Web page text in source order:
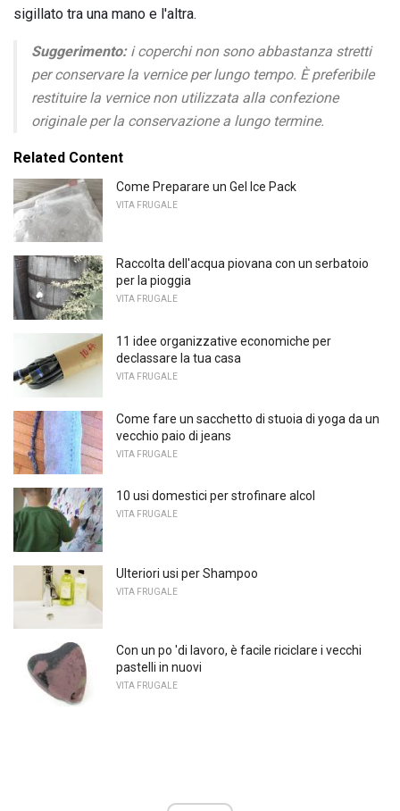
sigillato tra una mano e l'altra.
Suggerimento:i coperchi non sono abbastanza stretti
per conservare la vernice per lungo tempo. È preferibile
restituire la vernice non utilizzata alla confezione
originale per la conservazione a lungo termine.
Related Content
Come Preparare un Gel Ice Pack
VITA FRUGALE
Raccolta dell'acqua piovana con un serbatoio
per la pioggia
VITA FRUGALE
11 idee organizzative economiche per
declassare la tua casa
VITA FRUGALE
Come fare un sacchetto di stuoia di yoga da un
vecchio paio di jeans
VITA FRUGALE
10 usi domestici per strofinare alcol
VITA FRUGALE
Ulteriori usi per Shampoo
VITA FRUGALE
Con un po 'di lavoro, è facile riciclare i vecchi
pastelli in nuovi
VITA FRUGALE